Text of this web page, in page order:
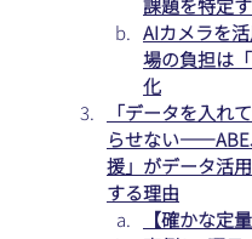
課題を特定
AIカメラを
場の負担は
化
「データを入れ
らせない
援」がデータ活
する理由
【確かな定